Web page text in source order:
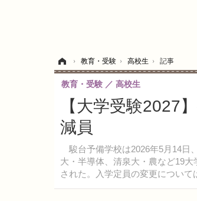
› 教育・受験 › 高校生 › 記事
【大学受験2027
減員
駿台予備学校は2026年5月14日
大・半導体、清泉大・農など19
された。入学定員の変更について
教育・受験 高校生